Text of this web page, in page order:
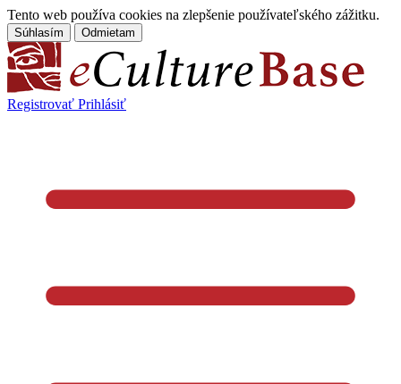
Tento web používa cookies na zlepšenie používateľského zážitku.
Súhlasím Odmietam
Registrovať Prihlásiť